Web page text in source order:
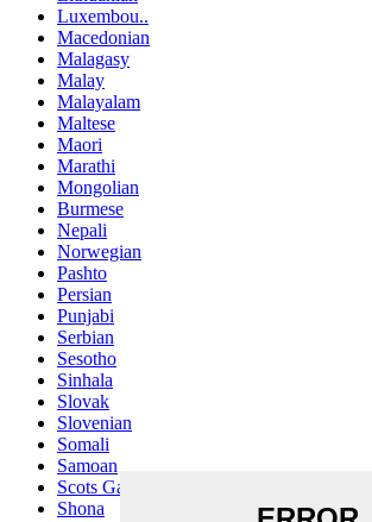
Luxembou..
Macedonian
Malagasy
Malay
Malayalam
Maltese
Maori
Marathi
Mongolian
Burmese
Nepali
Norwegian
Pashto
Persian
Punjabi
Serbian
Sesotho
Sinhala
Slovak
Slovenian
Somali
Samoan
Scots Gaelic
Shona